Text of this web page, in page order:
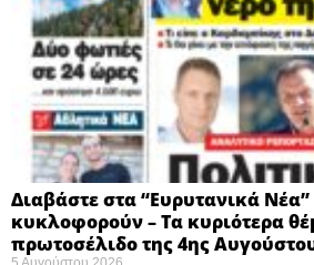
Διαβάστε στα “Ευρυτανικά
κυκλοφορούν – Τα κυριότερα
πρωτοσέλιδο της 4ης